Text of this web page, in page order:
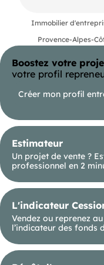
est exposé sont
500 000 €
000 €
Honoraires
€ HT + 20 000 €
, : ,
-
Immobilier
Provence-Alpes-
Boostez votre
votre profil
Créer mon profil
Estimateur
Un projet de vente ?
professionnel en 2
L'indicateur
Vendez ou reprenez
l’indicateur des fonds